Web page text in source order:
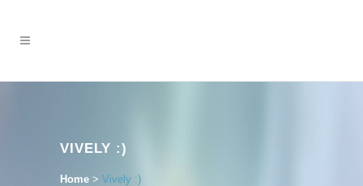
VIVELY :)
Home > Vively :)